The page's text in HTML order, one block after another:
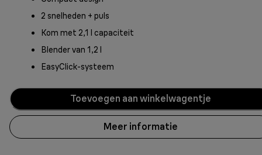
2 snelheden + puls
Kom met 2,1 l capaciteit
Blender van 1,2 l
EasyClick-systeem
Toevoegen aan winkelwagentje
Meer informatie